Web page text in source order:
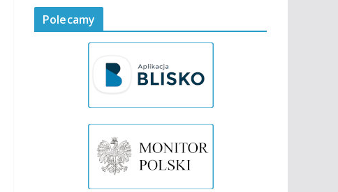
Polecamy